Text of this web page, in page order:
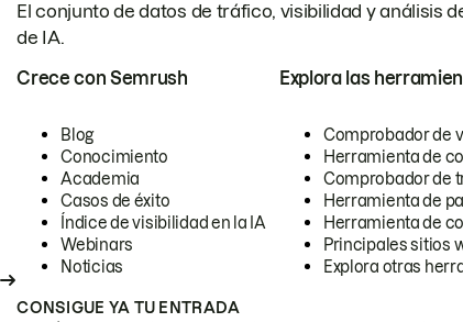
El conjunto de datos de tráfico, visibilidad y análisis
de IA.
Crece con Semrush
Blog
Conocimiento
Academia
Casos de éxito
Índice de visibilidad en la IA
Webinars
Noticias
Explora las
Comprobador de
Herramienta de
Comprobador de
Herramienta de
Herramienta de
Principales sitios
Explora otras
CONSIGUE YA TU ENTRADA